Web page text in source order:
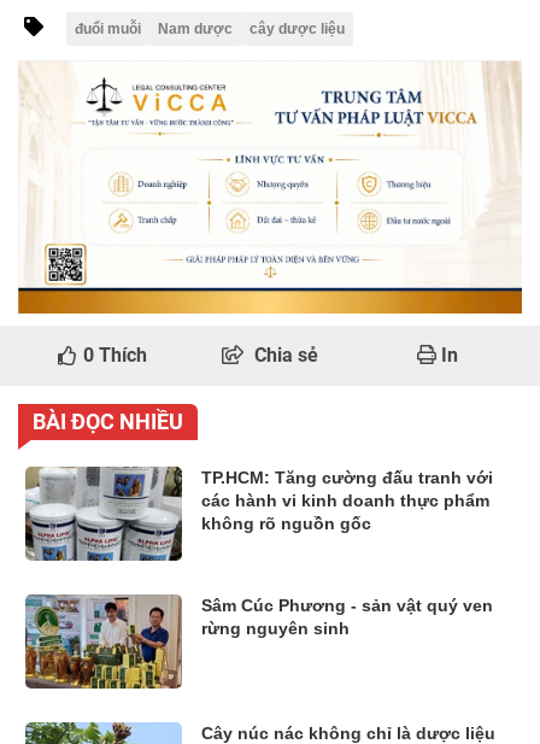
đuổi muỗi Nam dược cây dược liệu
0 Thích Chia sẻ In
BÀI ĐỌC NHIỀU
TP.HCM: Tăng cường đấu tranh với
các hành vi kinh doanh thực phẩm
không rõ nguồn gốc
Sâm Cúc Phương - sản vật quý ven
rừng nguyên sinh
Cây núc nác không chỉ là dược liệu